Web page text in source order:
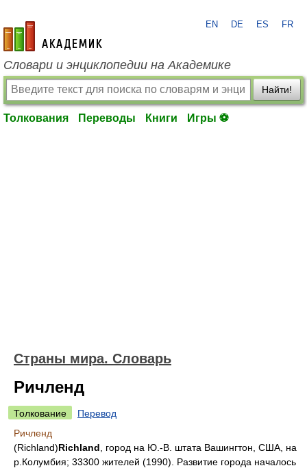
academic.ru
EN DE ES FR
Словари и энциклопедии на Академике
Найти!
Толкования Переводы Книги Игры ⚽
Страны мира. Словарь
Ричленд
Толкование
Перевод
Ричленд
(Richland)Richland , город на Ю.-В. штата Вашингтон, США, на
р.Колумбия; 33300 жителей (1990). Развитие города началось